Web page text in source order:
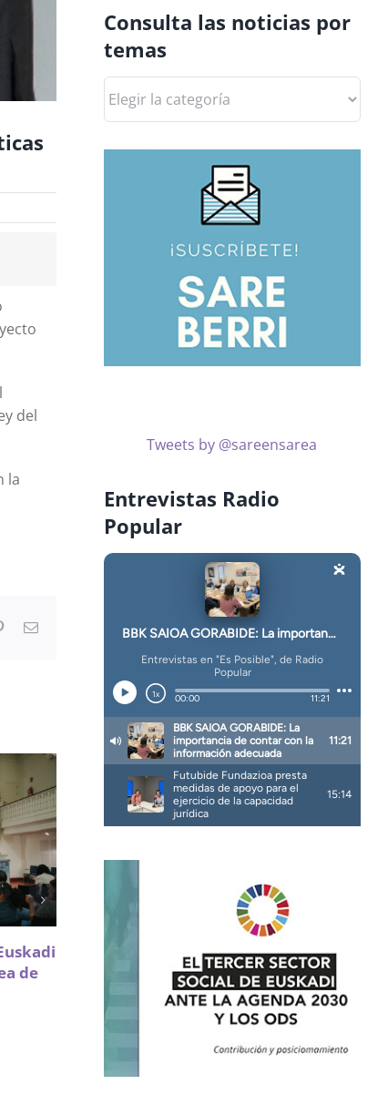
del
la
PinterestCorreo
de
Sareen Sarea impulsa la
participación de Infancia y
Adolescencia en políticas de
vivienda
Consulta las noticias por
temas
las
por
Tweets by @sareensarea
Entrevistas Radio
Popular